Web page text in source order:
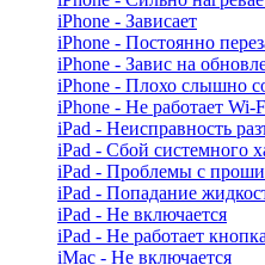
iPhone - Зависает
iPhone - Постоянно
iPhone - Завис на
iPhone - Плохо слышно
iPhone - Не работает Wi-
iPad - Неисправность
iPad - Сбой системного
iPad - Проблемы с
iPad - Попадание
iPad - Не включается
iPad - Не работает
iMac - Не включается